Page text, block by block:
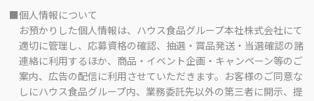
■個人情報について
お預かりした個人情報は、ハウス食品グループ本社株式会社にて
適切に管理し、応募資格の確認、抽選・賞品発送・当選確認の諸
連絡に利用するほか、商品・イベント企画・キャンペーン等のご
案内、広告の配信に利用させていただきます。お客様のご同意な
しにハウス食品グループ内、業務委託先以外の第三者に開示、提